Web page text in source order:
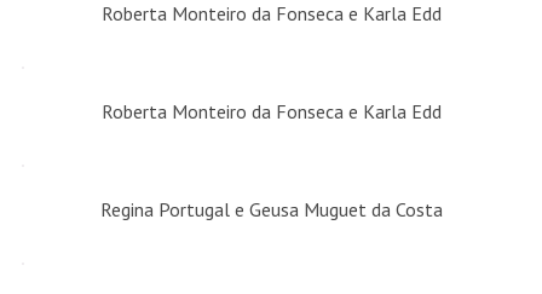
Roberta Monteiro da Fonseca e Karla Edd
Roberta Monteiro da Fonseca e Karla Edd
Regina Portugal e Geusa Muguet da Costa